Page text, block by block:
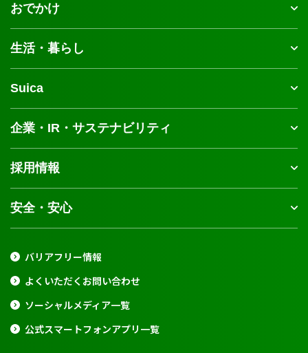
おでかけ
生活・暮らし
Suica
企業・IR・サステナビリティ
採用情報
安全・安心
バリアフリー情報
よくいただくお問い合わせ
ソーシャルメディア一覧
公式スマートフォンアプリ一覧